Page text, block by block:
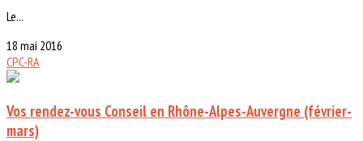
Le...
18 mai 2016
CPC-RA
Vos rendez-vous Conseil en Rhône-Alpes-Auvergne (février-
mars)